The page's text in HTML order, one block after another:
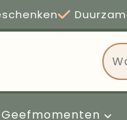
Geefmomenten